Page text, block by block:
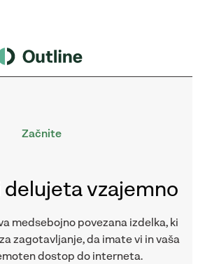
Začnite
vzajemno
medsebojno povezana izdelka, ki
zagotavljanje, da imate vi in vaša
dostop do interneta.